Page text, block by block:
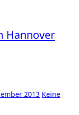
Hannover
2013 Keine